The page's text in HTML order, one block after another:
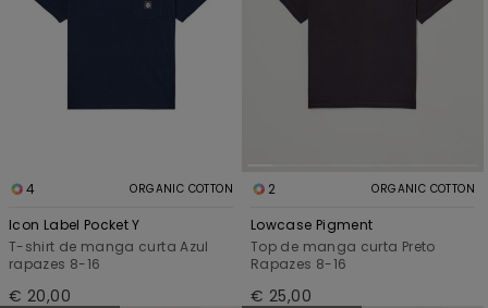
4 ORGANIC COTTON
Icon Label Pocket Y
T-shirt de manga curta Azul
rapazes 8-16
€ 20,00
2 ORGANIC COTTON
Lowcase Pigment
Top de manga curta Preto
Rapazes 8-16
€ 25,00